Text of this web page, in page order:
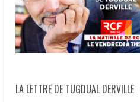
LA LETTRE DE TUGDUAL DERVILLE